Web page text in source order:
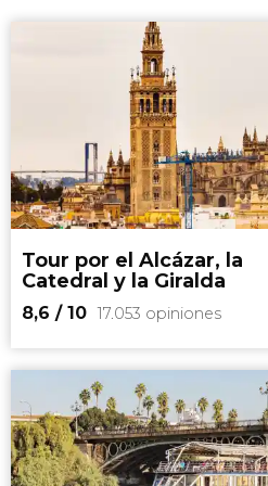
Tour por el Alcázar, la
Catedral y la Giralda
8,6 / 10 17.053 opiniones
8,6


17.053 opiniones